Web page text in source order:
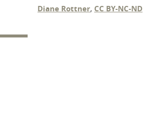
Diane Rottner, CC BY-NC-ND